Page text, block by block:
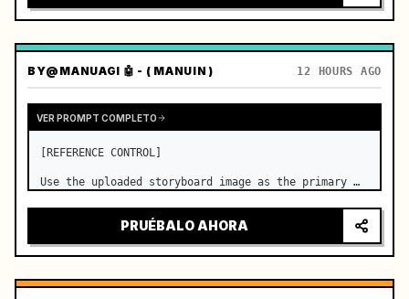
BY@MANUAGI 🤖 - ( MANUIN ) 12 HOURS AGO
VER PROMPT COMPLETO
[REFERENCE CONTROL]
Use the uploaded storyboard image as the primary
design, costume design, environment, emotional
progression, and shot order.
PRUÉBALO AHORA